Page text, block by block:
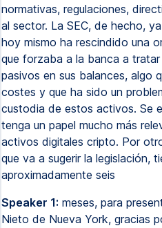
normativas, regulaciones,
al sector. La SEC, de hecho,
hoy mismo ha rescindido una
que forzaba a la banca a
pasivos en sus balances, algo
costes y que ha sido un
custodia de estos activos. Se
tenga un papel mucho más
activos digitales cripto. Por
que va a sugerir la legislación,
aproximadamente seis
Speaker 1: meses, para
Nieto de Nueva York, gracias